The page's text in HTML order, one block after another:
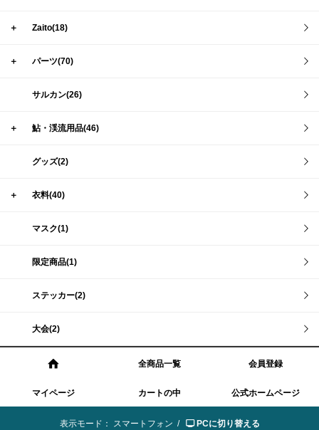
＋ Zaito(18)
＋ パーツ(70)
サルカン(26)
＋ 鮎・渓流用品(46)
グッズ(2)
＋ 衣料(40)
マスク(1)
限定商品(1)
ステッカー(2)
大会(2)
全商品一覧 会員登録
マイページ カートの中 公式ホームページ
表示モード： スマートフォン / PCに切り替える